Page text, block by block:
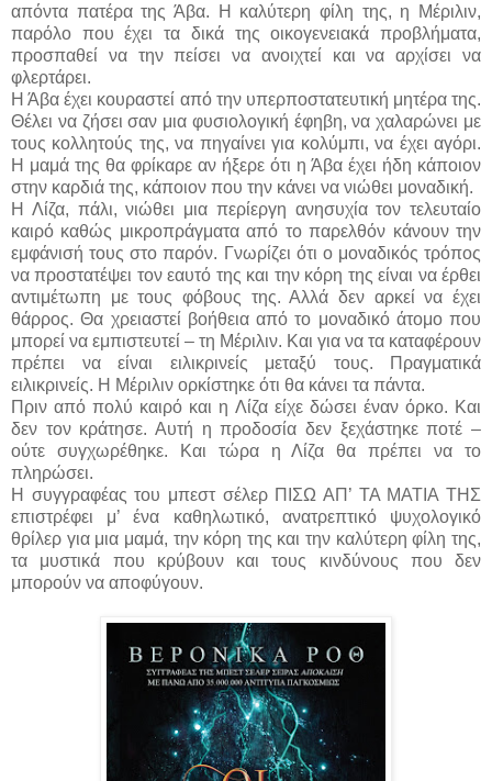
απόντα πατέρα της Άβα. Η καλύτερη φίλη της, η Μέριλιν,
παρόλο που έχει τα δικά της οικογενειακά προβλήματα,
προσπαθεί να την πείσει να ανοιχτεί και να αρχίσει να
φλερτάρει.
Η Άβα έχει κουραστεί από την υπερποστατευτική μητέρα της.
Θέλει να ζήσει σαν μια φυσιολογική έφηβη, να χαλαρώνει με
τους κολλητούς της, να πηγαίνει για κολύμπι, να έχει αγόρι.
Η μαμά της θα φρίκαρε αν ήξερε ότι η Άβα έχει ήδη κάποιον
στην καρδιά της, κάποιον που την κάνει να νιώθει μοναδική.
Η Λίζα, πάλι, νιώθει μια περίεργη ανησυχία τον τελευταίο
καιρό καθώς μικροπράγματα από το παρελθόν κάνουν την
εμφάνισή τους στο παρόν. Γνωρίζει ότι ο μοναδικός τρόπος
να προστατέψει τον εαυτό της και την κόρη της είναι να έρθει
αντιμέτωπη με τους φόβους της. Αλλά δεν αρκεί να έχει
θάρρος. Θα χρειαστεί βοήθεια από το μοναδικό άτομο που
μπορεί να εμπιστευτεί – τη Μέριλιν. Και για να τα καταφέρουν
πρέπει να είναι ειλικρινείς μεταξύ τους. Πραγματικά
ειλικρινείς. Η Μέριλιν ορκίστηκε ότι θα κάνει τα πάντα.
Πριν από πολύ καιρό και η Λίζα είχε δώσει έναν όρκο. Και
δεν τον κράτησε. Αυτή η προδοσία δεν ξεχάστηκε ποτέ –
ούτε συγχωρέθηκε. Και τώρα η Λίζα θα πρέπει να το
πληρώσει.
Η συγγραφέας του μπεστ σέλερ ΠΙΣΩ ΑΠ’ ΤΑ ΜΑΤΙΑ ΤΗΣ
επιστρέφει μ’ ένα καθηλωτικό, ανατρεπτικό ψυχολογικό
θρίλερ για μια μαμά, την κόρη της και την καλύτερη φίλη της,
τα μυστικά που κρύβουν και τους κινδύνους που δεν
μπορούν να αποφύγουν.